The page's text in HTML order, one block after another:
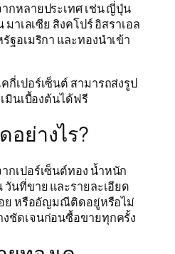
กหลายประเทศ เช่น ญี่ปุ่น
าเลเซีย สิงคโปร์ อิสราเอล
ฐอเมริกา และทองนำเข้า
กี่เปอร์เซ็นต์ สามารถส่งรูป
เมินเบื้องต้นได้ฟรี
อย่างไร?
กเปอร์เซ็นต์ทอง น้ำหนัก
นที่ขาย และรายละเอียด
ย หรืออัญมณีติดอยู่หรือไม่
งชัดเจนก่อนซื้อขายทุกครั้ง